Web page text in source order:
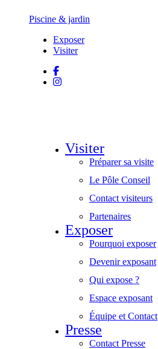
Piscine & jardin
Exposer
Visiter
Visiter
Préparer sa visite
Le Pôle Conseil
Contact visiteurs
Partenaires
Exposer
Pourquoi exposer
Devenir exposant
Qui expose ?
Espace exposant
Équipe et Contact
Presse
Contact Presse